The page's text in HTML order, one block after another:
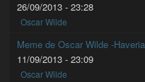
26/09/2013 - 23:28
Oscar Wilde
Meme de Oscar Wilde -
11/09/2013 - 23:09
Oscar Wilde